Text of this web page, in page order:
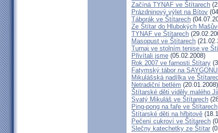
Začíná TYNAF ve Štítarech
Prázdninový výlet na Bítov
Táborák ve Štítarech
Ze Štítar do Hlubokých
TYNAF ve Štítarech
Masopust ve Štítarech
Turnaj ve stolním tenise ve
Přivítali jsme (05.02.2008)
Rok 2007 ve farnosti Štítary
Fatymský tábor na
Mikulášská nadílka ve
Netradiční betlém (20.01.2008)
Štítarské děti viděly malého
Svatý Mikuláš ve Štítarech
Ping-pong na faře ve Štítarech
Štítarské děti na hřbitově
Pečení cukroví ve Štítarech
Slečny katechetky ze Štítar